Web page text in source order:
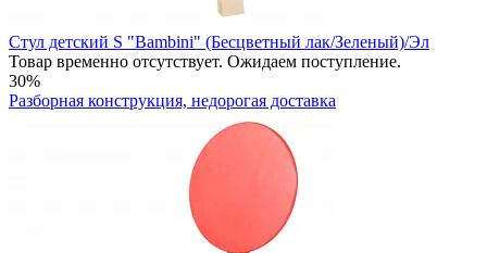
Стул детский S "Bambini" (Бесцветный лак/Зеленый)/Эл
Товар временно отсутствует. Ожидаем поступление.
30%
Разборная конструкция, недорогая доставка